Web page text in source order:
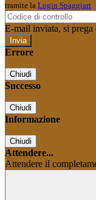
tramite la Login Spaggiari
E-mail inviata, si prega
Errore
Chiudi
Successo
Chiudi
Informazione
Chiudi
Attendere...
Attendere il